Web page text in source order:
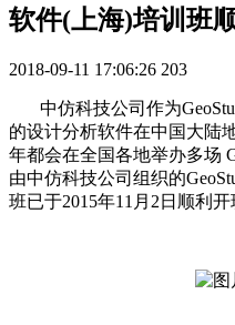
软件(上海)培训班
2018-09-11 17:06:26 203
中仿科技公司作为
的设计分析软件在中国大陆
年都会在全国各地举办多场
由中仿科技公司组织的
班已于2015年11月2日顺利开